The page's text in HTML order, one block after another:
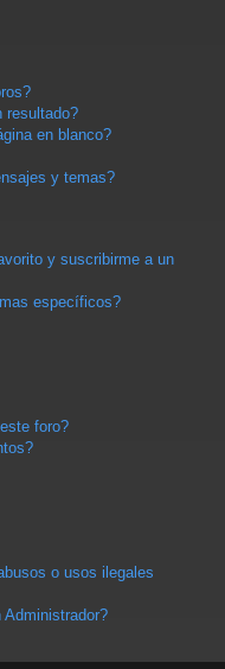
resultado?
en blanco?
y temas?
y suscribirme a un
específicos?
foro?
o usos ilegales